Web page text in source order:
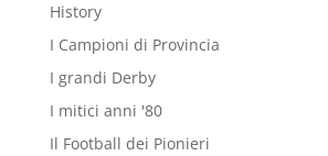
History
I Campioni di Provincia
I grandi Derby
I mitici anni '80
Il Football dei Pionieri